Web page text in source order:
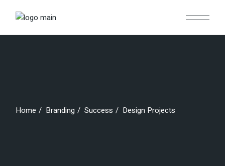
Home Branding Success Design Projects